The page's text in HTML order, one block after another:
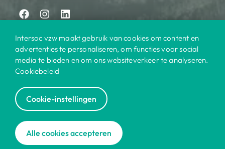
Bestemmingen | Contact
Cookiebeleid | Disclaimer |
Voor bedrijven
Intersoc vzw maakt gebruik van cookies om content en
advertenties te personaliseren, om functies voor social
media te bieden en om ons websiteverkeer te analyseren.
Cookiebeleid
Cookie-instellingen
Alle cookies accepteren